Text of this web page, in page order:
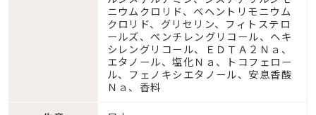
ニウムクロリド、ベヘントリモニウム
クロリド、グリセリン、フィトステロ
ールズ、ペンチレングリコール、ヘキ
シレングリコール、ＥＤＴＡ２Ｎａ、
エタノール、塩化Ｎａ、トコフェロー
ル、フェノキシエタノール、安息香酸
Ｎａ、香料